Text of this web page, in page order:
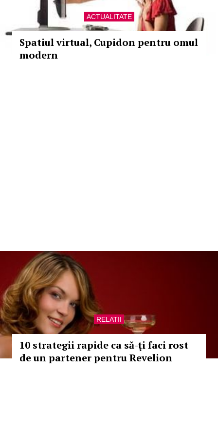
ACTUALITATE
Spatiul virtual, Cupidon pentru omul
modern
RELATII
10 strategii rapide ca să-ţi faci rost
de un partener pentru Revelion